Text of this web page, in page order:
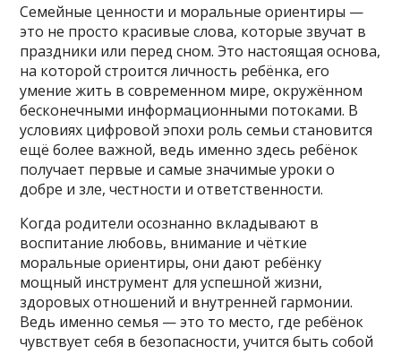
Семейные ценности и моральные ориентиры —
это не просто красивые слова, которые звучат в
праздники или перед сном. Это настоящая основа,
на которой строится личность ребёнка, его
умение жить в современном мире, окружённом
бесконечными информационными потоками. В
условиях цифровой эпохи роль семьи становится
ещё более важной, ведь именно здесь ребёнок
получает первые и самые значимые уроки о
добре и зле, честности и ответственности.
Когда родители осознанно вкладывают в
воспитание любовь, внимание и чёткие
моральные ориентиры, они дают ребёнку
мощный инструмент для успешной жизни,
здоровых отношений и внутренней гармонии.
Ведь именно семья — это то место, где ребёнок
чувствует себя в безопасности, учится быть собой